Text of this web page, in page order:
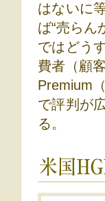
はないに
ば“売らん
ではどう
費者（顧
Premium
で評判が
る。